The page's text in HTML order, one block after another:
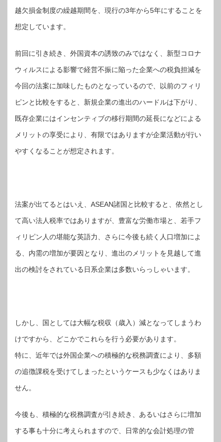
越欠損金制度の繰越期間を、現行の3年から5年にすることを
想定しています。
前回に引き続き、外国資本の誘致のみではなく、新型コロナ
ウィルスによる影響で経営不振に陥った企業への税負担減を
今回の法案に加味したものとなっているので、以前のフィリ
ピンと比較をすると、新規企業の進出のハードルは下がり、
既存企業にはインセンティブの移行期間の延長になどによる
メリットの享受により、有限ではありますが企業活動が行い
やすくなることが想定されます。
法案が出てるとはいえ、ASEAN諸国と比較すると、依然とし
て高い法人税率ではありますが、豊富な労働市場と、若手フ
ィリピン人の堪能な英語力、さらに今後も続く人口増加によ
る、内需の増加が要因となり、進出のメリットを見越して進
出の検討をされている日系企業は多数いらっしゃいます。
しかし、国としては大幅な税収（歳入）減となってしまうわ
けですから、どこかでこれらを行う必要があります。
特に、近年では外国企業への積極的な税務調査により、多額
の追徴課税を受けてしまったというケースも少なくはありま
せん。
今後も、積極的な税務調査が引き続き、あるいはさらに増加
する事も十分に考えられますので、日常的な会計処理の管